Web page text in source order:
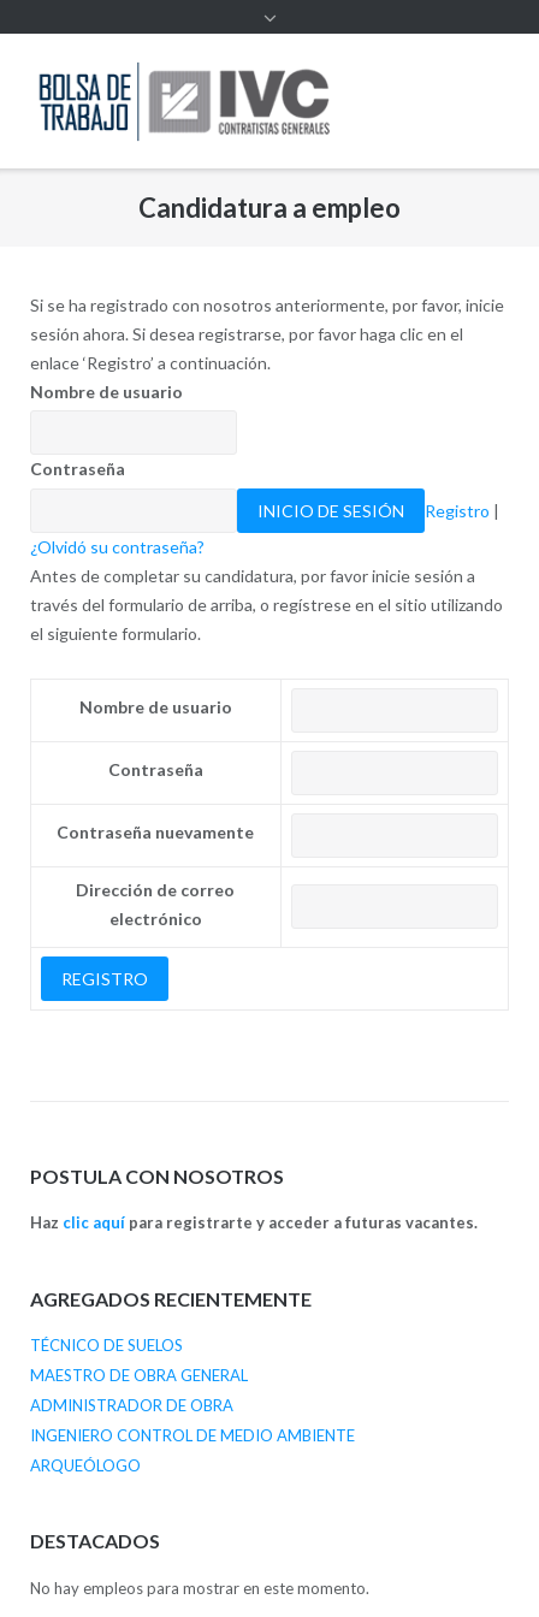
Candidatura a empleo
Si se ha registrado con nosotros anteriormente, por favor, inicie
sesión ahora. Si desea registrarse, por favor haga clic en el
enlace ‘Registro’ a continuación.
Nombre de usuario
Contraseña
Registro |
¿Olvidó su contraseña?
Antes de completar su candidatura, por favor inicie sesión a
través del formulario de arriba, o regístrese en el sitio utilizando
el siguiente formulario.
Nombre de usuario
Contraseña
Contraseña nuevamente
Dirección de correo
electrónico
POSTULA CON NOSOTROS
Haz clic aquípara registrarte y acceder a futuras vacantes.
AGREGADOS RECIENTEMENTE
TÉCNICO DE SUELOS
MAESTRO DE OBRA GENERAL
ADMINISTRADOR DE OBRA
INGENIERO CONTROL DE MEDIO AMBIENTE
ARQUEÓLOGO
DESTACADOS
No hay empleos para mostrar en este momento.